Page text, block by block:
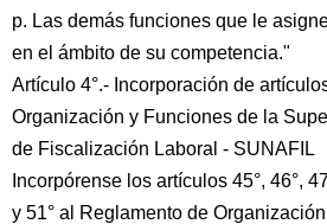
p. Las demás funciones que le
en el ámbito de su competencia."
Artículo 4°.- Incorporación de
Organización y Funciones de la
de Fiscalización Laboral - SUNAFIL
Incorpórense los artículos 45°, 46°,
y 51° al Reglamento de